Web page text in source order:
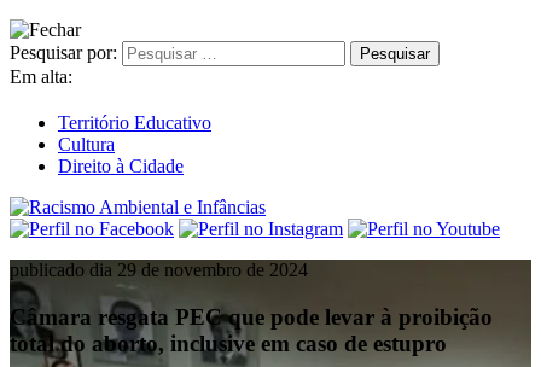
Pesquisar por:
Em alta:
Território Educativo
Cultura
Direito à Cidade
publicado dia 29 de novembro de 2024
Câmara resgata PEC que pode levar à proibição
total do aborto, inclusive em caso de estupro